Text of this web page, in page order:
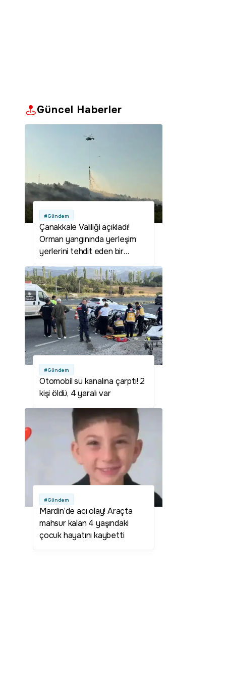
Güncel Haberler
#Gündem
Çanakkale Valiliği açıkladı!
Orman yangınında yerleşim
yerlerini tehdit eden bir
#Gündem
Otomobil su kanalına çarptı! 2
kişi öldü, 4 yaralı var
#Gündem
Mardin’de acı olay! Araçta
mahsur kalan 4 yaşındaki
çocuk hayatını kaybetti